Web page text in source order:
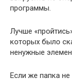
программы.
Лучше
которых было
ненужные
Если же папка не